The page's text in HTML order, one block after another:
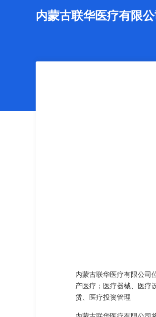
内蒙古联华医疗有限公
内蒙古联华医疗有限公司
产医疗；医疗器械、医疗
赁、医疗投资管理